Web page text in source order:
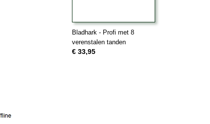
Bladhark - Profi met 8
verenstalen tanden
€ 33,95